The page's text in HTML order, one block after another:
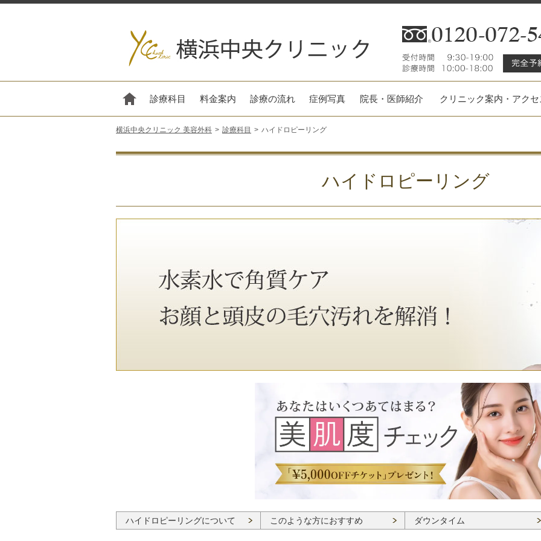
診療科目 料金案内 診療の流れ 症例写真 院長・医師紹介 クリニック案内・アクセ
横浜中央クリニック 美容外科 診療科目 ハイドロピーリング
ハイドロピーリング
ハイドロピーリングについて このような方におすすめ ダウンタイム